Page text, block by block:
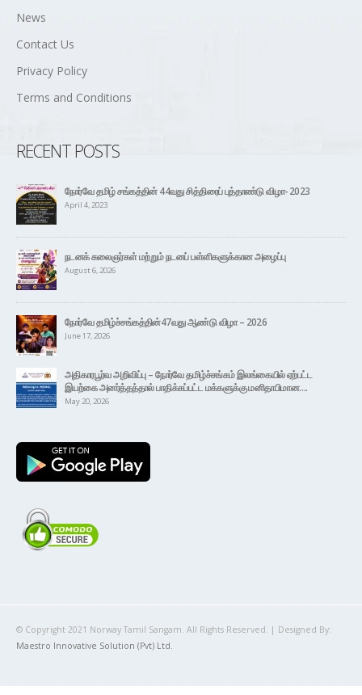
News
Contact Us
Privacy Policy
Terms and Conditions
RECENT POSTS
நோர்வே தமிழ் சங்கத்தின் 44வது சித்திரைப் புத்தாண்டு விழா- 2023
April 4, 2023
நடனக் கலைஞர்கள் மற்றும் நடனப் பள்ளிகளுக்கான அழைப்பு
August 6, 2026
நோர்வே தமிழ்ச்சங்கத்தின்47வது ஆண்டு விழா – 2026
June 17, 2026
அதிகாரபூர்வ அறிவிப்பு – நோர்வே தமிழ்ச்சங்கம் இலங்கையில் ஏற்பட்ட
இயற்கை அனர்த்தத்தால் பாதிக்கப்பட்ட மக்களுக்கு மனிதாபிமான….
May 20, 2026